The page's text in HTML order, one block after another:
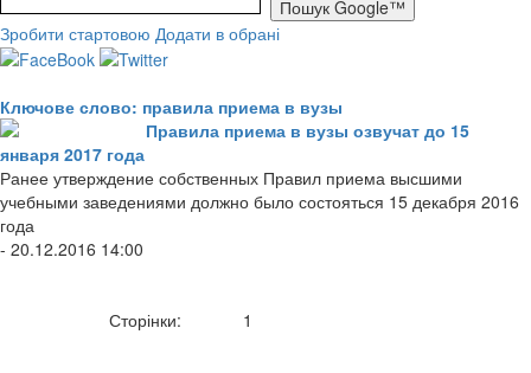
Зробити стартовою Додати в обрані
Ключове слово: правила приема в вузы
Правила приема в вузы озвучат до 15
января 2017 года
Ранее утверждение собственных Правил приема высшими
учебными заведениями должно было состояться 15 декабря 2016
года
- 20.12.2016 14:00
Сторінки: 1